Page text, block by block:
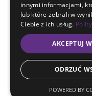
Maria
Ewa
innymi informacjami,
lub które zebrali w
Ciebie z ich usług.
AKCEPTUJ
ODRZUĆ
POWERED BY